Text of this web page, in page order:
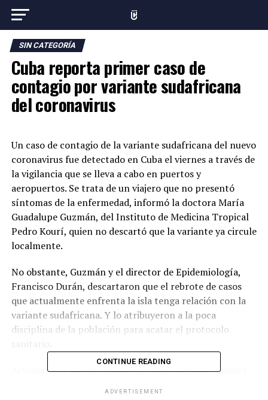
SIN CATEGORÍA
Cuba reporta primer caso de
contagio por variante sudafricana
del coronavirus
Un caso de contagio de la variante sudafricana del nuevo
coronavirus fue detectado en Cuba el viernes a través de
la vigilancia que se lleva a cabo en puertos y
aeropuertos. Se trata de un viajero que no presentó
síntomas de la enfermedad, informó la doctora María
Guadalupe Guzmán, del Instituto de Medicina Tropical
Pedro Kourí, quien no descartó que la variante ya circule
localmente.
No obstante, Guzmán y el director de Epidemiología,
Francisco Durán, descartaron que el rebrote de casos
que actualmente enfrenta la isla tenga relación con la
variante sudafricana. Y lo atribuyeron a la poca
disciplina de la población para acatar el protocolo
Actualmente hay territorios que han decidido imponer
CONTINUE READING
ADVERTISEMENT